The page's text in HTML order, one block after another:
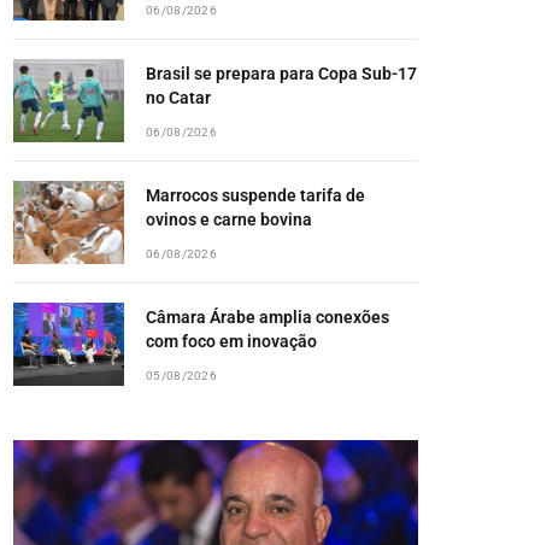
06/08/2026
Brasil se prepara para Copa Sub-17
no Catar
06/08/2026
Marrocos suspende tarifa de
ovinos e carne bovina
06/08/2026
Câmara Árabe amplia conexões
com foco em inovação
05/08/2026